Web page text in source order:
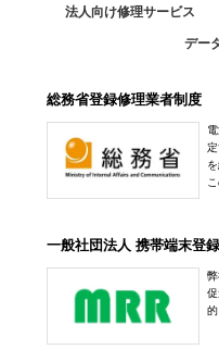
法人向け修理サービス
デー
総務省登録修理業者制度
一般社団法人 携帯端末登